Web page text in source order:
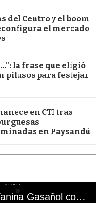
del Centro y el boom
el mercado
la frase que eligió
pilusos para festejar
en CTI tras
en Paysandú
El mal momento de Yanina Gasañol con un hincha argentino en "Subrayado"